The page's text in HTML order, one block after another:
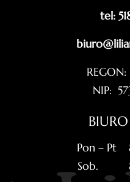
tel:
NIP:
Pon – Pt
Sob.